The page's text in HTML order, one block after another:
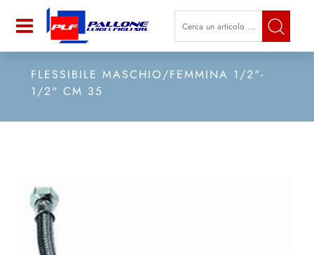
Open La modifica di un filtro
FLESSIBILE MASCHIO/FEMMINA 1/2"-
1/2" CM 35